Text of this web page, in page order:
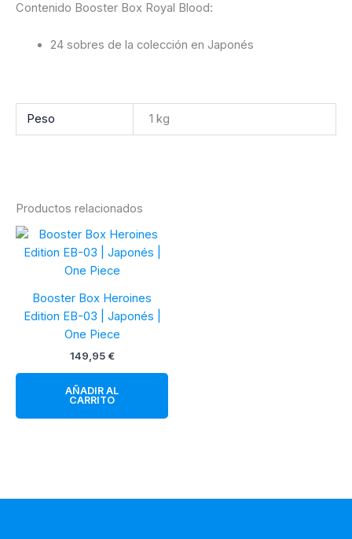
Contenido Booster Box Royal Blood:
24 sobres de la colección en Japonés
Peso 1 kg
Productos relacionados
Booster Box Heroines
Edition EB-03 | Japonés |
One Piece
149,95 €
AÑADIR AL
CARRITO